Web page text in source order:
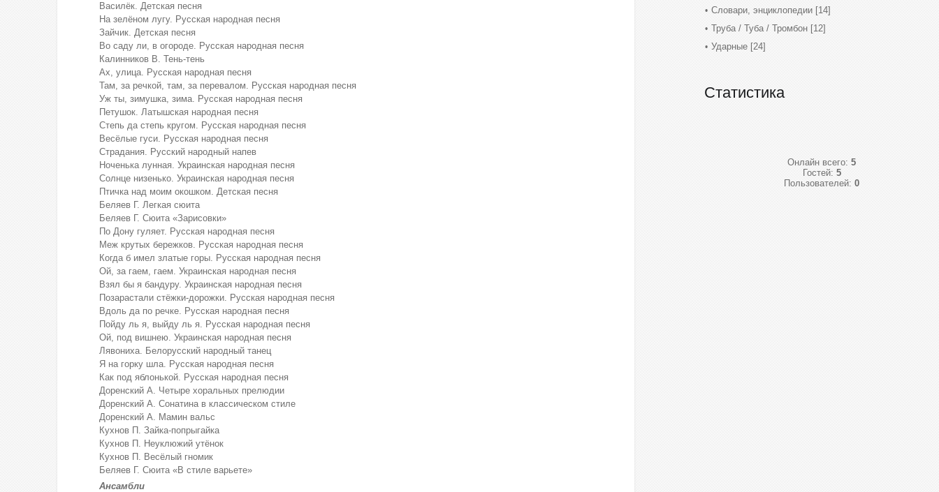
Василёк. Детская песня
На зелёном лугу. Русская народная песня
Зайчик. Детская песня
Во саду ли, в огороде. Русская народная песня
Калинников В. Тень-тень
Ах, улица. Русская народная песня
Там, за речкой, там, за перевалом. Русская народная песня
Уж ты, зимушка, зима. Русская народная песня
Петушок. Латышская народная песня
Степь да степь кругом. Русская народная песня
Весёлые гуси. Русская народная песня
Страдания. Русский народный напев
Ноченька лунная. Украинская народная песня
Солнце низенько. Украинская народная песня
Птичка над моим окошком. Детская песня
Беляев Г. Легкая сюита
Беляев Г. Сюита «Зарисовки»
По Дону гуляет. Русская народная песня
Меж крутых бережков. Русская народная песня
Когда б имел златые горы. Русская народная песня
Ой, за гаем, гаем. Украинская народная песня
Взял бы я бандуру. Украинская народная песня
Позарастали стёжки-дорожки. Русская народная песня
Вдоль да по речке. Русская народная песня
Пойду ль я, выйду ль я. Русская народная песня
Ой, под вишнею. Украинская народная песня
Лявониха. Белорусский народный танец
Я на горку шла. Русская народная песня
Как под яблонькой. Русская народная песня
Доренский А. Четыре хоральных прелюдии
Доренский А. Сонатина в классическом стиле
Доренский А. Мамин вальс
Кухнов П. Зайка-попрыгайка
Кухнов П. Неуклюжий утёнок
Кухнов П. Весёлый гномик
Беляев Г. Сюита «В стиле варьете»
Ансамбли
Словари, энциклопедии [14]
Труба / Туба / Тромбон [12]
Ударные [24]
Статистика
Онлайн всего: 5
Гостей: 5
Пользователей: 0